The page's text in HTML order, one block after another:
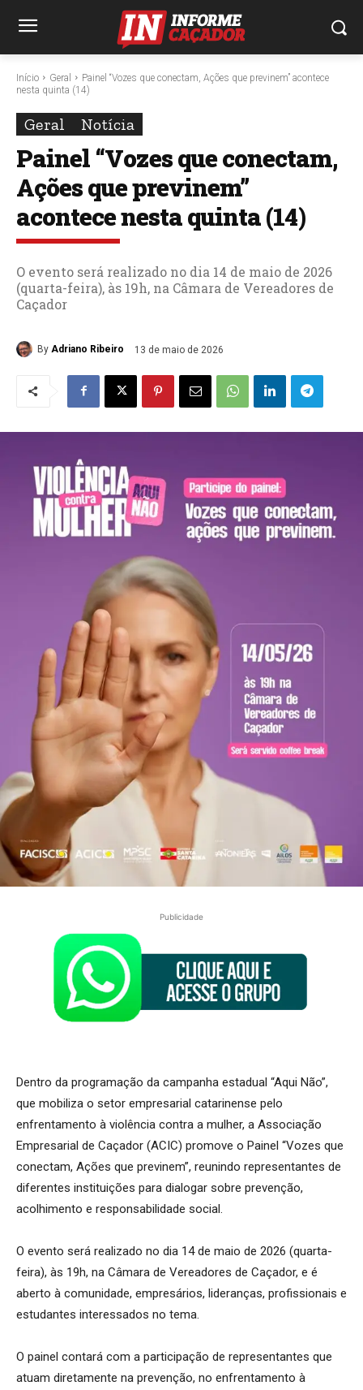
Início Geral
Painel “Vozes que conectam, Ações que previnem” acontece
nesta quinta (14)
Geral Notícia
Painel “Vozes que conectam,
Ações que previnem”
acontece nesta quinta (14)
O evento será realizado no dia 14 de maio de 2026
(quarta-feira), às 19h, na Câmara de Vereadores de
Caçador
By Adriano Ribeiro 13 de maio de 2026
Publicidade
Dentro da programação da campanha estadual “Aqui Não”,
que mobiliza o setor empresarial catarinense pelo
enfrentamento à violência contra a mulher, a Associação
Empresarial de Caçador (ACIC) promove o Painel “Vozes que
conectam, Ações que previnem”, reunindo representantes de
diferentes instituições para dialogar sobre prevenção,
acolhimento e responsabilidade social.
O evento será realizado no dia 14 de maio de 2026 (quarta-
feira), às 19h, na Câmara de Vereadores de Caçador, e é
aberto à comunidade, empresários, lideranças, profissionais e
estudantes interessados no tema.
O painel contará com a participação de representantes que
atuam diretamente na prevenção, no enfrentamento à